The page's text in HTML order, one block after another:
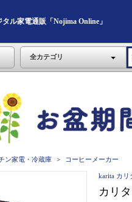
ル家電通販「Nojima Online」
全カテゴリ
ン家電・冷蔵庫 コーヒーメーカー
karita カリ
カリ